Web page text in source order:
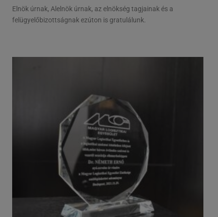
Elnök úrnak, Alelnök úrnak, az elnökség tagjainak és a
felügyelőbizottságnak ezúton is gratulálunk.